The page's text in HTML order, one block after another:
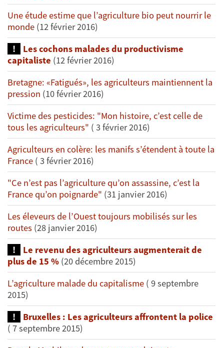
Une étude estime que l’agriculture bio peut nourrir le
monde (12 février 2016)
Les cochons malades du productivisme
capitaliste (12 février 2016)
Bretagne: «Fatigués», les agriculteurs maintiennent la
pression (10 février 2016)
Victime des pesticides: "Mon histoire, c’est celle de
tous les agriculteurs" ( 3 février 2016)
Agriculteurs en colère: les manifs s’étendent à toute la
France ( 3 février 2016)
"Ce n’est pas l’agriculture qu’on assassine, c’est la
France qu’on poignarde" (31 janvier 2016)
Les éleveurs de l’Ouest toujours mobilisés sur les
routes (28 janvier 2016)
Le revenu des agriculteurs augmenterait de
plus de 15 % (20 décembre 2015)
L’agriculture malade du capitalisme ( 9 septembre
2015)
Bruxelles : Les agriculteurs affrontent la police
( 7 septembre 2015)